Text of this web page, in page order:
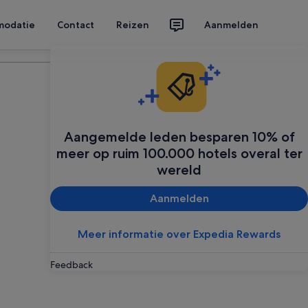
Contact Reizen Aanmelden
Aangemelde leden besparen 10% of
meer op ruim 100.000 hotels overal ter
wereld
Aanmelden
Meer informatie over Expedia Rewards
Feedback